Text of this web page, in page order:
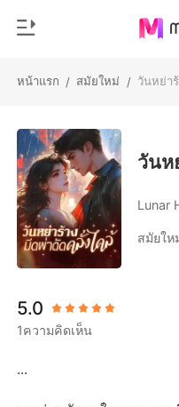
หน้าแรก / สมัยใหม่ / วันหย่า
เติมเงิน
ประวัติการอ่าน
ออกจากระบบ
ดาวน์โหลดแอป
หมวดหมู่
สมัยใหม่
ประวัติศาสตร์
โรแมนติก
มหาเศรษฐี
เรื่องสั้นคัดสรร
วันห
Lunar
สมัยให
5.0
1ความคิดเห็น
...